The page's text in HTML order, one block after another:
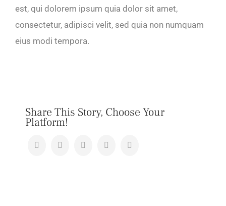
est, qui dolorem ipsum quia dolor sit amet,
consectetur, adipisci velit, sed quia non numquam
eius modi tempora.
Share This Story, Choose Your
Platform!